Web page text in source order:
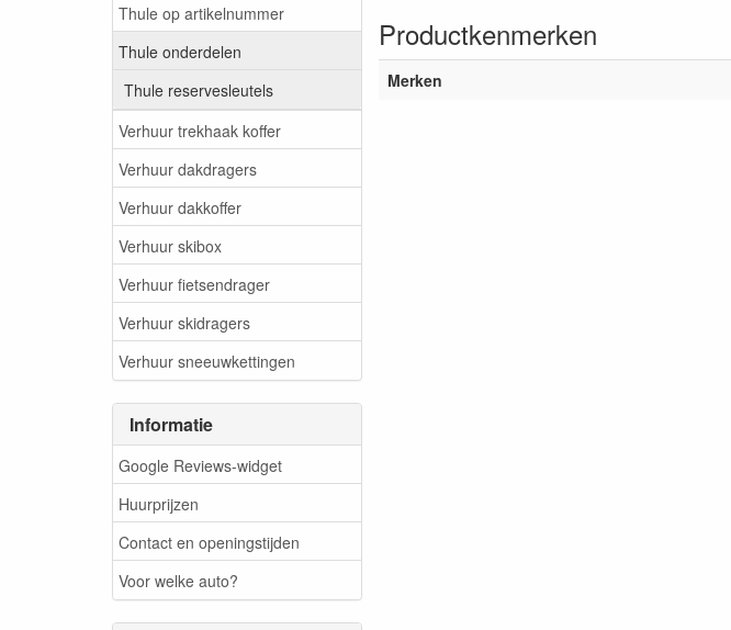
Thule op artikelnummer
Thule onderdelen
Thule reservesleutels
Verhuur trekhaak koffer
Verhuur dakdragers
Verhuur dakkoffer
Verhuur skibox
Verhuur fietsendrager
Verhuur skidragers
Verhuur sneeuwkettingen
Informatie
Google Reviews-widget
Huurprijzen
Contact en openingstijden
Voor welke auto?
Productkenmerken
Merken